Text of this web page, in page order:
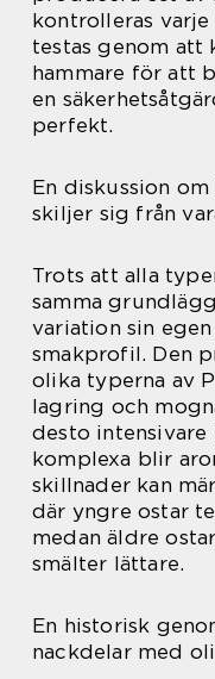
kontrolleras varje
testas genom att
hammare för att
en
perfekt.
En diskussion
skiljer sig från
Trots att alla
samma
variation sin
smakprofil. Den
olika typerna av
lagring och
desto intensivare
komplexa blir
skillnader kan
där yngre ostar
medan äldre
smälter lättare.
En historisk
nackdelar med